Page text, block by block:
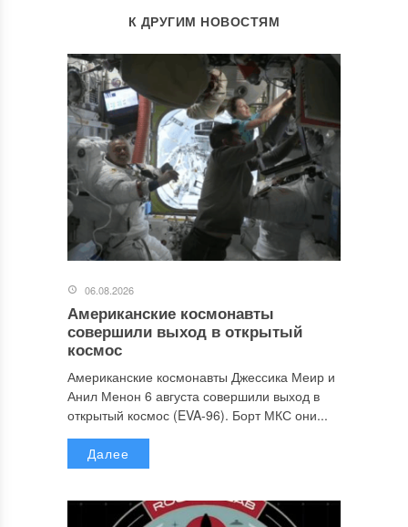
К ДРУГИМ НОВОСТЯМ
06.08.2026
Американские космонавты
совершили выход в открытый
космос
Американские космонавты Джессика Меир и
Анил Менон 6 августа совершили выход в
открытый космос (EVA-96). Борт МКС они...
Далее